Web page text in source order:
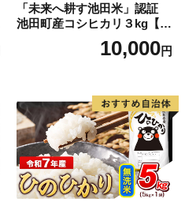
「未来へ耕す池田米」認証
池田町産コシヒカリ３kg【お
1人様につき３セットまで】
10,000円